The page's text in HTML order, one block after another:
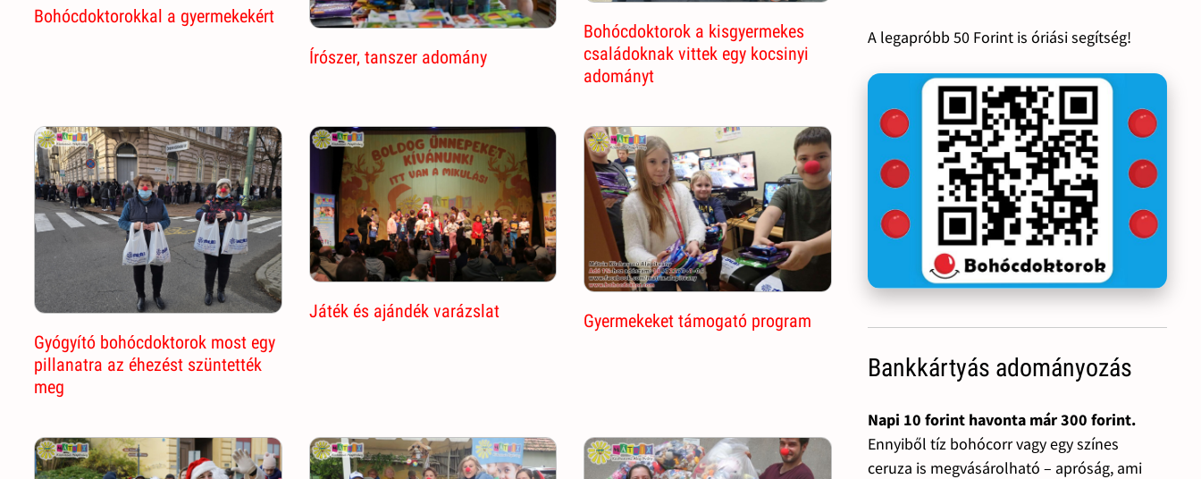
Bohócdoktorokkal a gyermekekért
Írószer, tanszer adomány
Bohócdoktorok a kisgyermekes
családoknak vittek egy kocsinyi
adományt
Gyógyító bohócdoktorok most egy
pillanatra az éhezést szüntették
meg
Játék és ajándék varázslat Gyermekeket támogató program
A legapróbb 50 Forint is óriási segítség!
Bankkártyás adományozás
Napi 10 forint havonta már 300 forint.
Ennyiből tíz bohócorr vagy egy színes
ceruza is megvásárolható – apróság, ami